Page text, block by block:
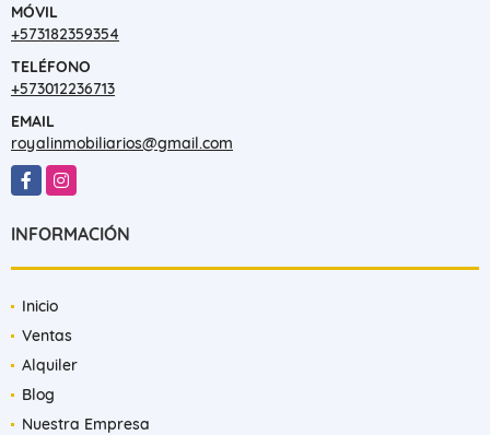
MÓVIL
+573182359354
TELÉFONO
+573012236713
EMAIL
royalinmobiliarios@gmail.com
FacebookInstagram
INFORMACIÓN
Inicio
Ventas
Alquiler
Blog
Nuestra Empresa